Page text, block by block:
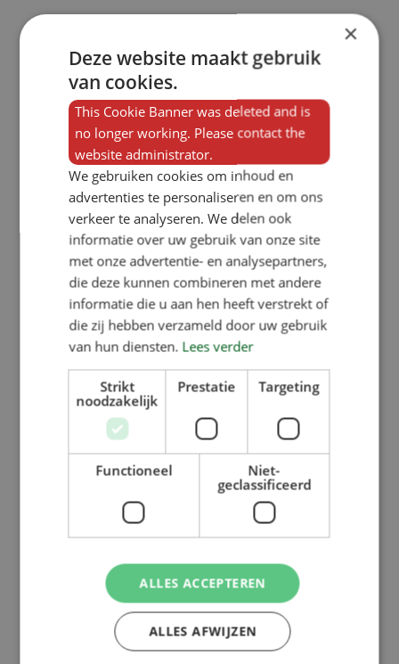
×
Deze website maakt gebruik
van cookies.
This Cookie Banner was deleted and is
no longer working. Please contact the
website administrator.
We gebruiken cookies om inhoud en
advertenties te personaliseren en om ons
verkeer te analyseren. We delen ook
informatie over uw gebruik van onze site
met onze advertentie- en analysepartners,
die deze kunnen combineren met andere
informatie die u aan hen heeft verstrekt of
die zij hebben verzameld door uw gebruik
van hun diensten. Lees verder
Strikt
noodzakelijk
Prestatie Targeting
Functioneel
Niet-
geclassificeerd
ALLES ACCEPTEREN
ALLES AFWIJZEN